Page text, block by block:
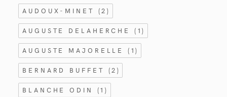
AUDOUX-MINET (2)
AUGUSTE DELAHERCHE(1)
AUGUSTE MAJORELLE(1)
BERNARD BUFFET (2)
BLANCHE ODIN (1)